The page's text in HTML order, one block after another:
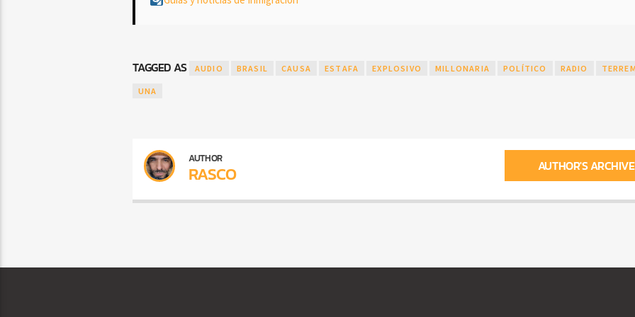
TAGGED AS AUDIO BRASIL CAUSA ESTAFA EXPLOSIVO MILLONARIA POLÍTICO RADIO
UNA
AUTHOR
RASCO AUTHOR'S ARCHIVE